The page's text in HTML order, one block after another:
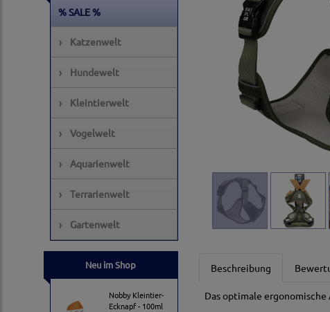
% SALE %
› Katzenwelt
› Hundewelt
› Kleintierwelt
› Vogelwelt
› Aquarienwelt
› Terrarienwelt
› Gartenwelt
Neu im Shop
Nobby Kleintier-
Ecknapf - 100ml
Beschreibung
Das optimale